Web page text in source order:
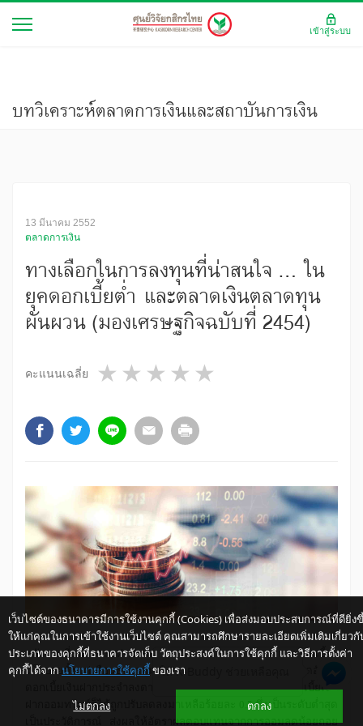
บทวิเคราะห์ตลาดการเงินและสถาบันการเงิน
13 มีนาคม 2552
ตลาดการเงิน
ทางเลือกในการลงทุนที่น่าสนใจ ... ใน
ยุคดอกเบี้ยต่ำ และตลาดเงินตลาดทุน
ผันผวน (มองเศรษฐกิจฉบับที่ 2454)
คะแนนเฉลี่ย 4 stars
3 stars
2 stars
1 star
หลังจากที่ธนาคารแห่งประเทศไทยได้ตัดสินใจปรับลดอัตราดอกเบี้ย
นโยบายตั้งแต่เดือนธันวาคม 2551 ธนาคารพาณิชย์ก็ได้ปรับลดอัตรา
ดอกเบี้ยเงินฝากประจำลงตามมา จนท้ายที่สุดแล้ว อัตราดอกเบี้ยเงิน
ฝากออมทรัพย์ก็ได้ถูกปรับลดลงมาเหลือร้อยละ 0.5 ซึ่งเป็นระดับต่ำสุด
เป็นประวัติการณ์ ส่งผลให้อัตราผลตอบแทนจากการออมลดน้อยถอย
เว็บไซต์ของธนาคารมีการใช้งานคุกกี้ (Cookies) เพื่อส่งมอบประสบการณ์ที่ดียิ่ง
ให้แก่คุณในการเข้าใช้งานเว็บไซต์ คุณสามารถศึกษารายละเอียดเพิ่มเติมเกี่ยวกั
ประเภทของคุกกี้ที่ธนาคารจัดเก็บ วัตถุประสงค์ในการใช้คุกกี้ และวิธีการตั้งค่า
คุกกี้ได้จาก นโยบายการใช้คุกกี้ ของเรา
ไม่ตกลง ตกลง
เข้าสู่ระบบ
ให้ K-Buddy ช่วยเหลือคุณ